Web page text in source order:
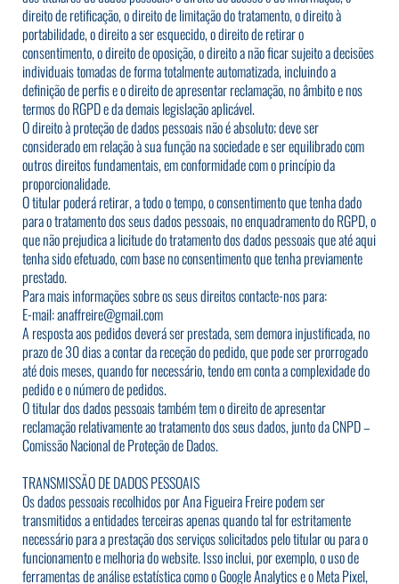
direito de retificação, o direito de limitação do tratamento, o direito à
portabilidade, o direito a ser esquecido, o direito de retirar o
consentimento, o direito de oposição, o direito a não ficar sujeito a decisões
individuais tomadas de forma totalmente automatizada, incluindo a
definição de perfis e o direito de apresentar reclamação, no âmbito e nos
termos do RGPD e da demais legislação aplicável.
O direito à proteção de dados pessoais não é absoluto; deve ser
considerado em relação à sua função na sociedade e ser equilibrado com
outros direitos fundamentais, em conformidade com o princípio da
proporcionalidade.
O titular poderá retirar, a todo o tempo, o consentimento que tenha dado
para o tratamento dos seus dados pessoais, no enquadramento do RGPD, o
que não prejudica a licitude do tratamento dos dados pessoais que até aqui
tenha sido efetuado, com base no consentimento que tenha previamente
prestado.
Para mais informações sobre os seus direitos contacte-nos para:
E-mail:anaffreire@gmail.com
A resposta aos pedidos deverá ser prestada, sem demora injustificada, no
prazo de 30 dias a contar da receção do pedido, que pode ser prorrogado
até dois meses, quando for necessário, tendo em conta a complexidade do
pedido e o número de pedidos.
O titular dos dados pessoais também tem o direito de apresentar
reclamação relativamente ao tratamento dos seus dados, junto da CNPD –
Comissão Nacional de Proteção de Dados.
TRANSMISSÃO DE DADOS PESSOAIS
Os dados pessoais recolhidos por Ana Figueira Freire podem ser
transmitidos a entidades terceiras apenas quando tal for estritamente
necessário para a prestação dos serviços solicitados pelo titular ou para o
funcionamento e melhoria do website. Isso inclui, por exemplo, o uso de
ferramentas de análise estatística como o Google Analytics e o Meta Pixel,